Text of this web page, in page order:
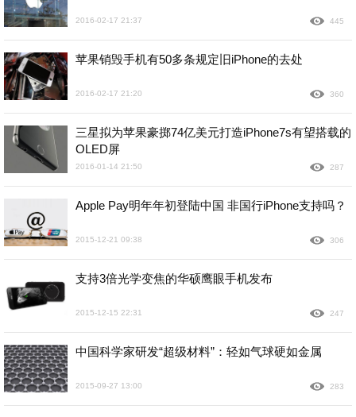
2016-02-17 21:37 445
苹果销毁手机有50多条规定旧iPhone的去处
2016-02-17 21:20 360
三星拟为苹果豪掷74亿美元打造iPhone7s有望搭载的
OLED屏
2016-01-14 21:50 287
Apple Pay明年年初登陆中国 非国行iPhone支持吗？
2015-12-21 09:38 306
支持3倍光学变焦的华硕鹰眼手机发布
2015-12-15 22:31 247
中国科学家研发“超级材料”：轻如气球硬如金属
2015-09-27 13:00 283